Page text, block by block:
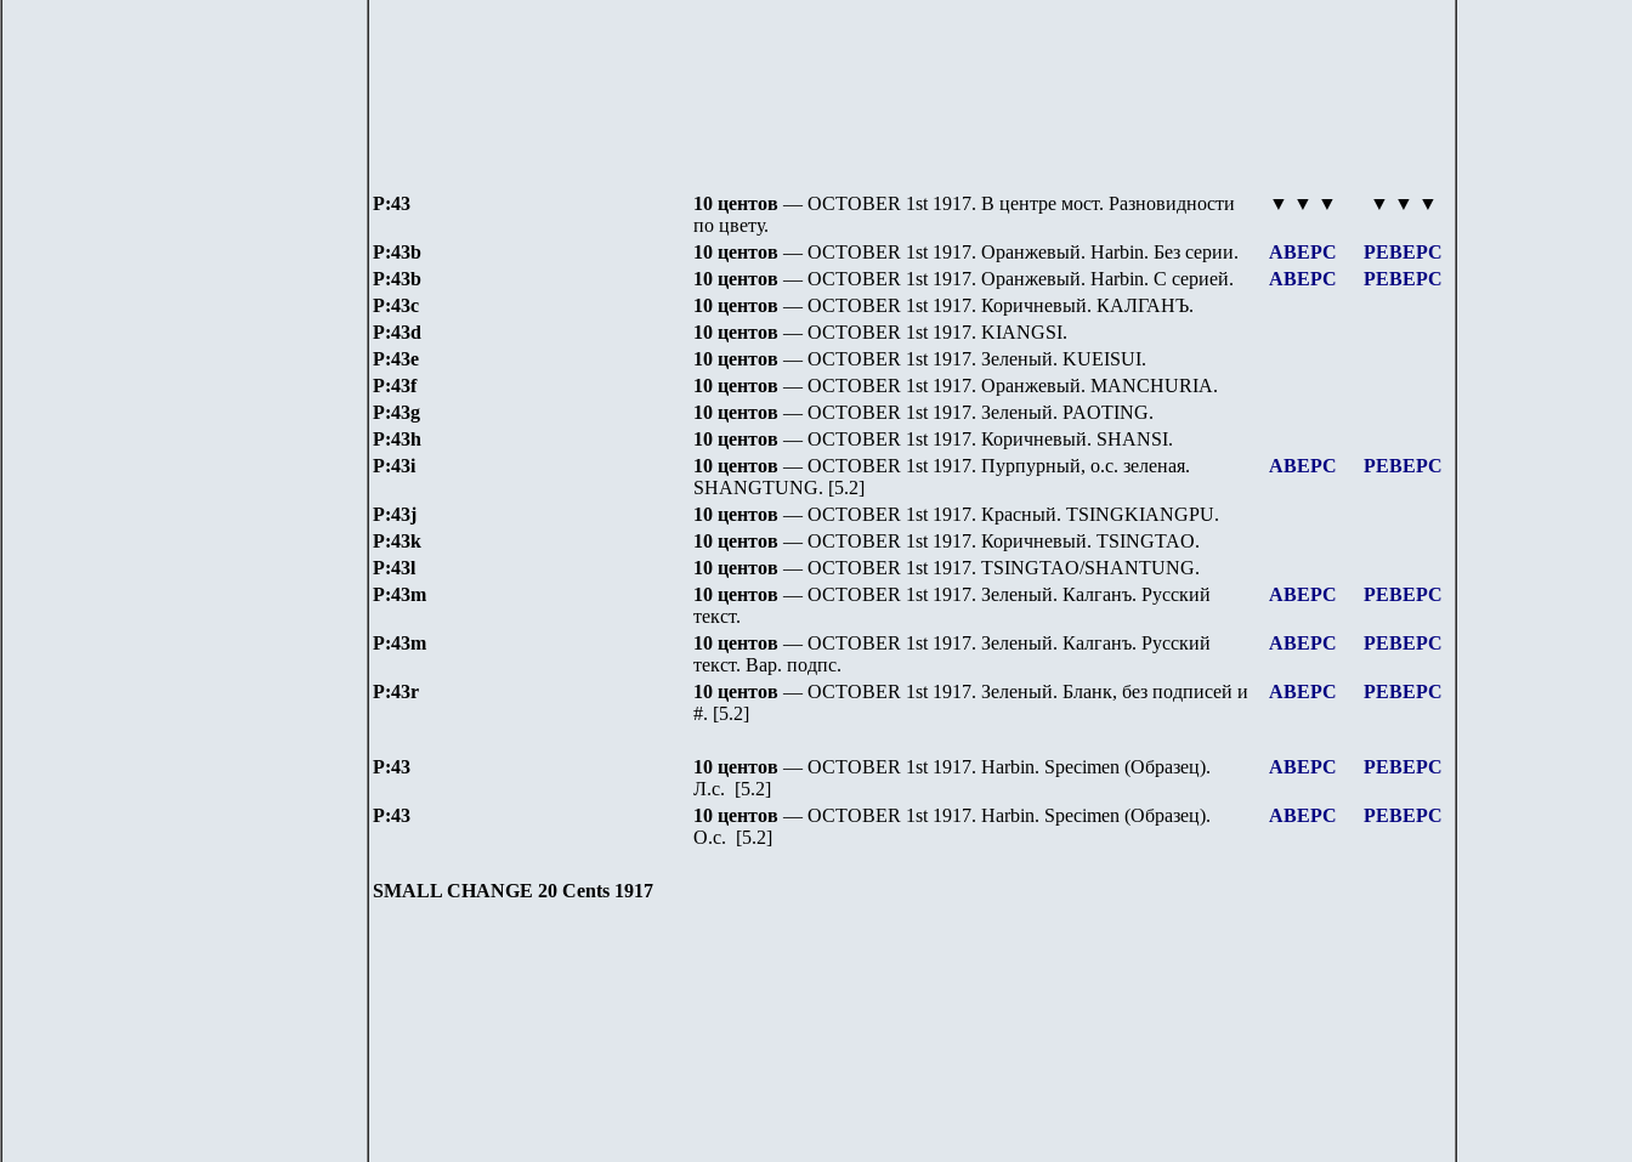
P:43 10 центов — OCTOBER 1st 1917. В центре мост. Разновидности
по цвету.
▼ ▼ ▼ ▼ ▼ ▼
P:43b 10 центов — OCTOBER 1st 1917. Оранжевый. Harbin. Без серии. АВЕРС
РЕВЕРС
P:43b 10 центов — OCTOBER 1st 1917. Оранжевый. Harbin. С серией. АВЕРС
РЕВЕРС
P:43c 10 центов — OCTOBER 1st 1917. Коричневый. КАЛГАНЪ.
P:43d 10 центов — OCTOBER 1st 1917. KIANGSI.
P:43e 10 центов — OCTOBER 1st 1917. Зеленый. KUEISUI.
P:43f 10 центов — OCTOBER 1st 1917. Оранжевый. MANCHURIA.
P:43g 10 центов — OCTOBER 1st 1917. Зеленый. PAOTING.
P:43h 10 центов — OCTOBER 1st 1917. Коричневый. SHANSI.
P:43i 10 центов — OCTOBER 1st 1917. Пурпурный, о.с. зеленая.
SHANGTUNG. [5.2]
АВЕРС РЕВЕРС
P:43j 10 центов — OCTOBER 1st 1917. Красный. TSINGKIANGPU.
P:43k 10 центов — OCTOBER 1st 1917. Коричневый. TSINGTAO.
P:43l 10 центов — OCTOBER 1st 1917. TSINGTAO/SHANTUNG.
P:43m 10 центов — OCTOBER 1st 1917. Зеленый. Калганъ. Русский
текст.
АВЕРС РЕВЕРС
P:43m 10 центов — OCTOBER 1st 1917. Зеленый. Калганъ. Русский
текст. Вар. подпс.
АВЕРС РЕВЕРС
P:43r 10 центов — OCTOBER 1st 1917. Зеленый. Бланк, без подписей и
#. [5.2]
АВЕРС РЕВЕРС
P:43 10 центов — OCTOBER 1st 1917. Harbin. Specimen (Образец).
Л.с. [5.2]
АВЕРС РЕВЕРС
P:43 10 центов — OCTOBER 1st 1917. Harbin. Specimen (Образец).
О.с. [5.2]
АВЕРС РЕВЕРС
SMALL CHANGE 20 Cents 1917